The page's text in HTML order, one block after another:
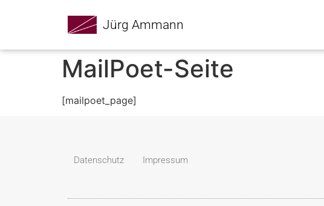
Jürg Ammann
MailPoet-Seite
[mailpoet_page]
Datenschutz Impressum